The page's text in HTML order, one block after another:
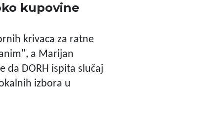
kupovine
krivaca za ratne
a Marijan
da DORH ispita slučaj
izbora u